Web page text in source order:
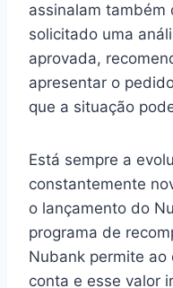
assinalam também
solicitado uma
aprovada,
apresentar o
que a situação
Está sempre a
constantemente
o lançamento do
programa de
Nubank permite
conta e esse valor